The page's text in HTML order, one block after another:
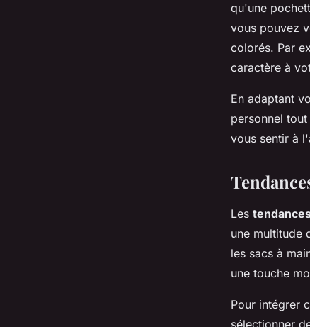
qu'une
vous pouvez
colorés. Par
caractère à
En adaptant
personnel
vous sentir à
Les
une multitude
les sacs à
une touche
Pour intégrer